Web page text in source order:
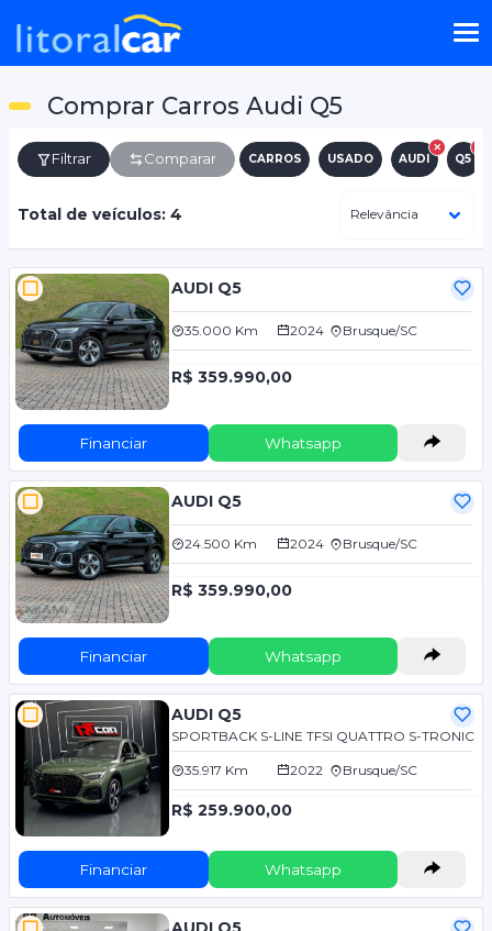
Comprar Carros Audi Q5
Filtrar Comparar CARROS USADO AUDI Q5
Total de veículos: 4
AUDI Q5
35.000 Km 2024 Brusque/SC
R$ 359.990,00
Financiar Whatsapp
AUDI Q5
24.500 Km 2024 Brusque/SC
R$ 359.990,00
Financiar Whatsapp
AUDI Q5
SPORTBACK S-LINE TFSI QUATTRO S-TRONIC
35.917 Km 2022 Brusque/SC
R$ 259.900,00
Financiar Whatsapp